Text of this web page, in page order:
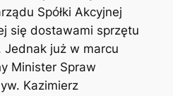
Spółki Akcyjnej
się dostawami sprzętu
Jednak już w marcu
Minister Spraw
Kazimierz